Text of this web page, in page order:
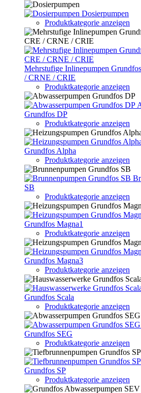
Dosierpumpen
Produktkategorie anzeigen
Mehrstufige Inlinepumpen
/ CRNE / CRIE
Produktkategorie anzeigen
Grundfos DP
Produktkategorie anzeigen
Grundfos Alpha
Produktkategorie anzeigen
SB
Produktkategorie anzeigen
Grundfos Magna1
Produktkategorie anzeigen
Grundfos Magna3
Produktkategorie anzeigen
Grundfos Scala
Produktkategorie anzeigen
Grundfos SEG
Produktkategorie anzeigen
Grundfos SP
Produktkategorie anzeigen